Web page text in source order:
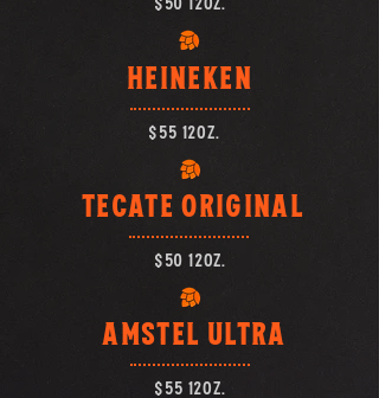
HEINEKEN
$55 12oz.
TECATE ORIGINAL
$50 12oz.
AMSTEL ULTRA
$55 12oz.